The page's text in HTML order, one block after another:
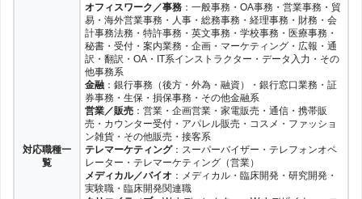
対応職種一
覧
オフィスワーク／事務 ：一般事務・OA事務・営業事務・貿
易・海外営業事務・人事・総務事務・経理事務・財務・会
計事務法務・特許事務・英文事務・学校事務・医療事務・
秘書・受付・案内業務・企画・マーケティング・広報・通
訳・翻訳・OA・IT系インストラクター・データ入力・その
他事務系
金融 ：銀行事務（後方・外為・融資）・銀行窓口業務・証
券事務・生保・損保事務・その他金融系
営業／販売 ：営業・企画営業・家電販売・通信・携帯販
売・カウンター受付・アパレル販売・コスメ・ファッショ
ン雑貨・その他販売・接客系
テレマーケティング：スーパーバイザー・テレフォンオペ
レーター・テレマーケティング（営業）
メディカル／バイオ ：メディカル・臨床開発・研究開発・
実験職・臨床開発関連職